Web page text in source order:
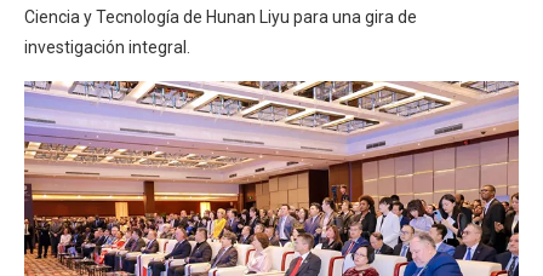
Ciencia y Tecnología de Hunan Liyu para una gira de
investigación integral.